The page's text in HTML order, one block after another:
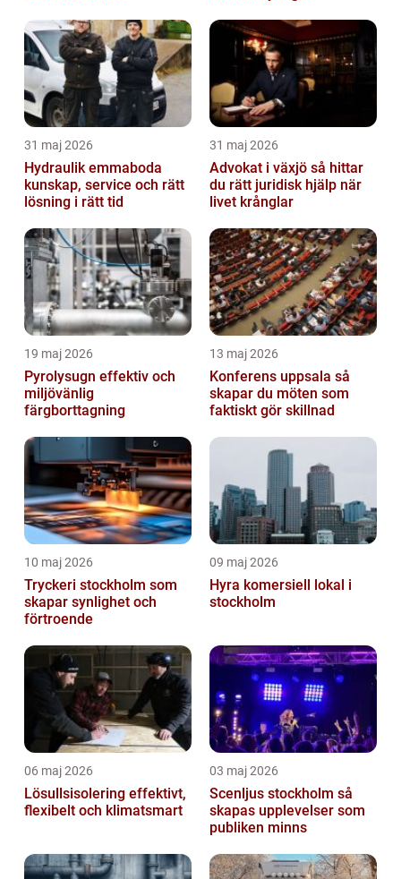
31 maj 2026
Hydraulik emmaboda
kunskap, service och rätt
lösning i rätt tid
31 maj 2026
Advokat i växjö så hittar
du rätt juridisk hjälp när
livet krånglar
19 maj 2026
Pyrolysugn effektiv och
miljövänlig
färgborttagning
13 maj 2026
Konferens uppsala så
skapar du möten som
faktiskt gör skillnad
10 maj 2026
Tryckeri stockholm som
skapar synlighet och
förtroende
09 maj 2026
Hyra komersiell lokal i
stockholm
06 maj 2026
Lösullsisolering effektivt,
flexibelt och klimatsmart
03 maj 2026
Scenljus stockholm så
skapas upplevelser som
publiken minns